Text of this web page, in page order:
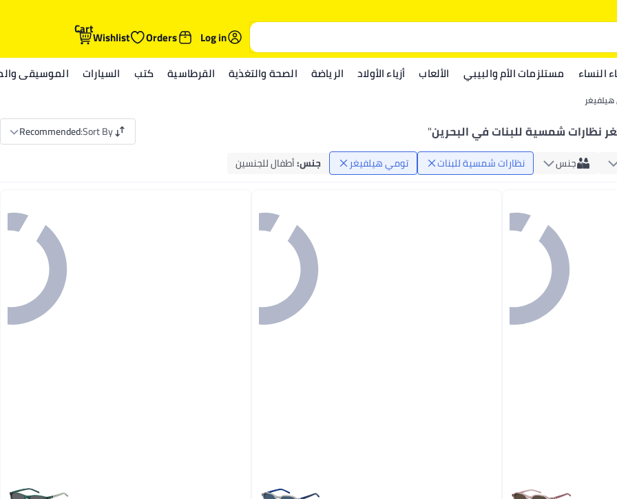
Log in
Orders
Wishlist
Cart
النساء مستلزمات الأم والبيبي الألعاب أزياء الأولاد الرياضة الصحة والتغذية القرطاسية كتب السيارات الموسيقى
نظارات شمسية للبنات في البحرين"
Sort By
:
Recommended
جنس نظارات شمسية للبنات تومي هيلفيغر جنس:أطفال للجنسين